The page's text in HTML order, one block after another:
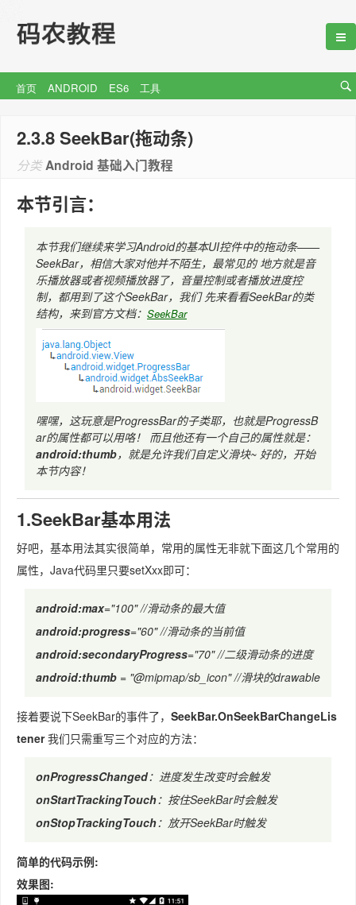
首页 ANDROID ES6 工具
2.3.8 SeekBar(拖动条)
分类Android 基础入门教程
本节引言：
本节我们继续来学习Android的基本UI控件中的拖动条——
SeekBar，相信大家对他并不陌生，最常见的 地方就是音
乐播放器或者视频播放器了，音量控制或者播放进度控
制，都用到了这个SeekBar，我们 先来看看SeekBar的类
结构，来到官方文档： SeekBar
嘿嘿，这玩意是ProgressBar的子类耶，也就是ProgressB
ar的属性都可以用咯！ 而且他还有一个自己的属性就是：
android:thumb，就是允许我们自定义滑块~ 好的，开始
本节内容！
1.SeekBar基本用法
好吧，基本用法其实很简单，常用的属性无非就下面这几个常用的
属性，Java代码里只要setXxx即可：
android:max="100" //滑动条的最大值
android:progress="60" //滑动条的当前值
android:secondaryProgress="70" //二级滑动条的进度
android:thumb = "@mipmap/sb_icon" //滑块的drawable
接着要说下SeekBar的事件了， SeekBar.OnSeekBarChangeLis
tener我们只需重写三个对应的方法：
onProgressChanged：进度发生改变时会触发
onStartTrackingTouch：按住SeekBar时会触发
onStopTrackingTouch：放开SeekBar时触发
简单的代码示例:
效果图: